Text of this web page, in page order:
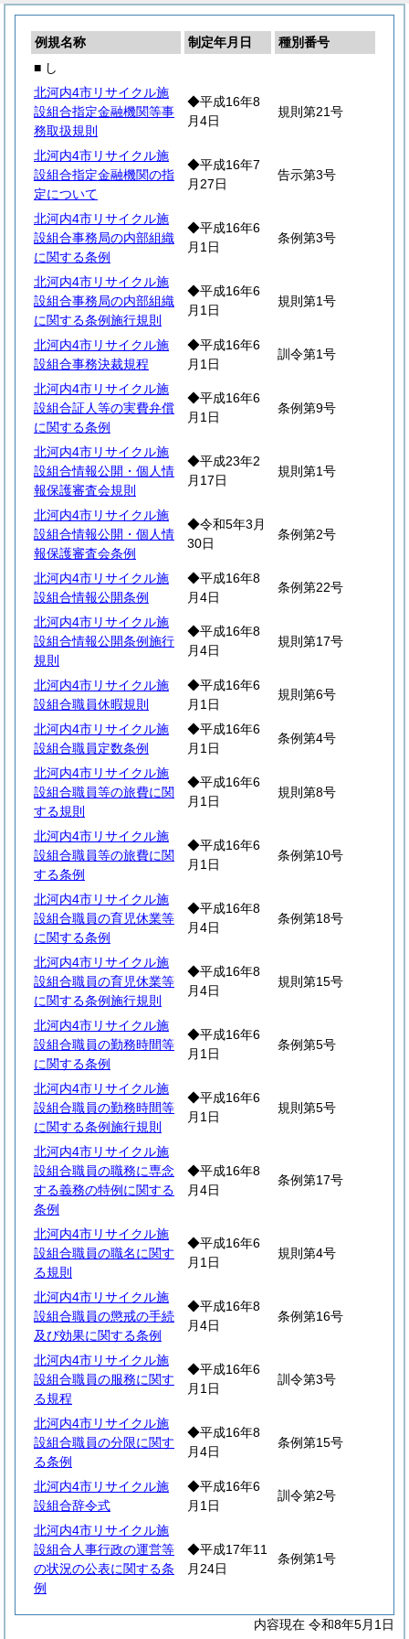
例規名称 制定年月日
種別番号
■ し
北河内4市リサイクル施
設組合指定金融機関等事
務取扱規則
◆平成16年8
月4日
規則第21号
北河内4市リサイクル施
設組合指定金融機関の指
定について
◆平成16年7
月27日
告示第3号
北河内4市リサイクル施
設組合事務局の内部組織
に関する条例
◆平成16年6
月1日
条例第3号
北河内4市リサイクル施
設組合事務局の内部組織
に関する条例施行規則
◆平成16年6
月1日
規則第1号
北河内4市リサイクル施
設組合事務決裁規程
◆平成16年6
月1日
訓令第1号
北河内4市リサイクル施
設組合証人等の実費弁償
に関する条例
◆平成16年6
月1日
条例第9号
北河内4市リサイクル施
設組合情報公開・個人情
報保護審査会規則
◆平成23年2
月17日
規則第1号
北河内4市リサイクル施
設組合情報公開・個人情
報保護審査会条例
◆令和5年3月
30日
条例第2号
北河内4市リサイクル施
設組合情報公開条例
◆平成16年8
月4日
条例第22号
北河内4市リサイクル施
設組合情報公開条例施行
規則
◆平成16年8
月4日
規則第17号
北河内4市リサイクル施
設組合職員休暇規則
◆平成16年6
月1日
規則第6号
北河内4市リサイクル施
設組合職員定数条例
◆平成16年6
月1日
条例第4号
北河内4市リサイクル施
設組合職員等の旅費に関
する規則
◆平成16年6
月1日
規則第8号
北河内4市リサイクル施
設組合職員等の旅費に関
する条例
◆平成16年6
月1日
条例第10号
北河内4市リサイクル施
設組合職員の育児休業等
に関する条例
◆平成16年8
月4日
条例第18号
北河内4市リサイクル施
設組合職員の育児休業等
に関する条例施行規則
◆平成16年8
月4日
規則第15号
北河内4市リサイクル施
設組合職員の勤務時間等
に関する条例
◆平成16年6
月1日
条例第5号
北河内4市リサイクル施
設組合職員の勤務時間等
に関する条例施行規則
◆平成16年6
月1日
規則第5号
北河内4市リサイクル施
設組合職員の職務に専念
する義務の特例に関する
条例
◆平成16年8
月4日
条例第17号
北河内4市リサイクル施
設組合職員の職名に関す
る規則
◆平成16年6
月1日
規則第4号
北河内4市リサイクル施
設組合職員の懲戒の手続
及び効果に関する条例
◆平成16年8
月4日
条例第16号
北河内4市リサイクル施
設組合職員の服務に関す
る規程
◆平成16年6
月1日
訓令第3号
北河内4市リサイクル施
設組合職員の分限に関す
る条例
◆平成16年8
月4日
条例第15号
北河内4市リサイクル施
設組合辞令式
◆平成16年6
月1日
訓令第2号
北河内4市リサイクル施
設組合人事行政の運営等
の状況の公表に関する条
例
◆平成17年11
月24日
条例第1号
内容現在 令和8年5月1日